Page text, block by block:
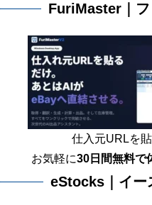
FuriMaster｜フ
仕入元URLを貼
お気軽に30日間無料で
eStocks｜イー